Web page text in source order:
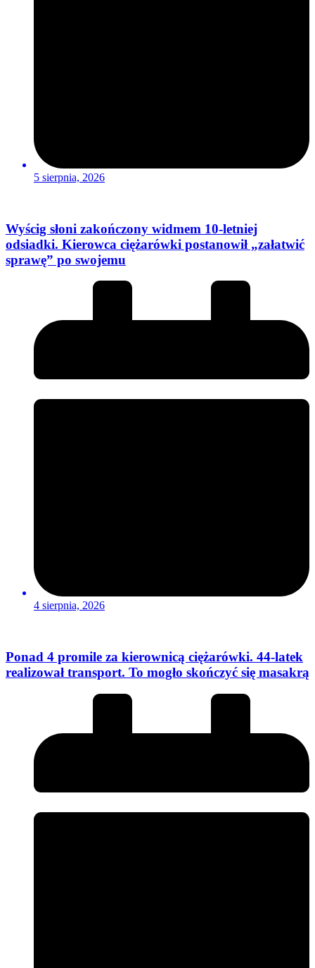
5 sierpnia, 2026
Wyścig słoni zakończony widmem 10-letniej
odsiadki. Kierowca ciężarówki postanowił „załatwić
sprawę” po swojemu
4 sierpnia, 2026
Ponad 4 promile za kierownicą ciężarówki. 44-latek
realizował transport. To mogło skończyć się masakrą